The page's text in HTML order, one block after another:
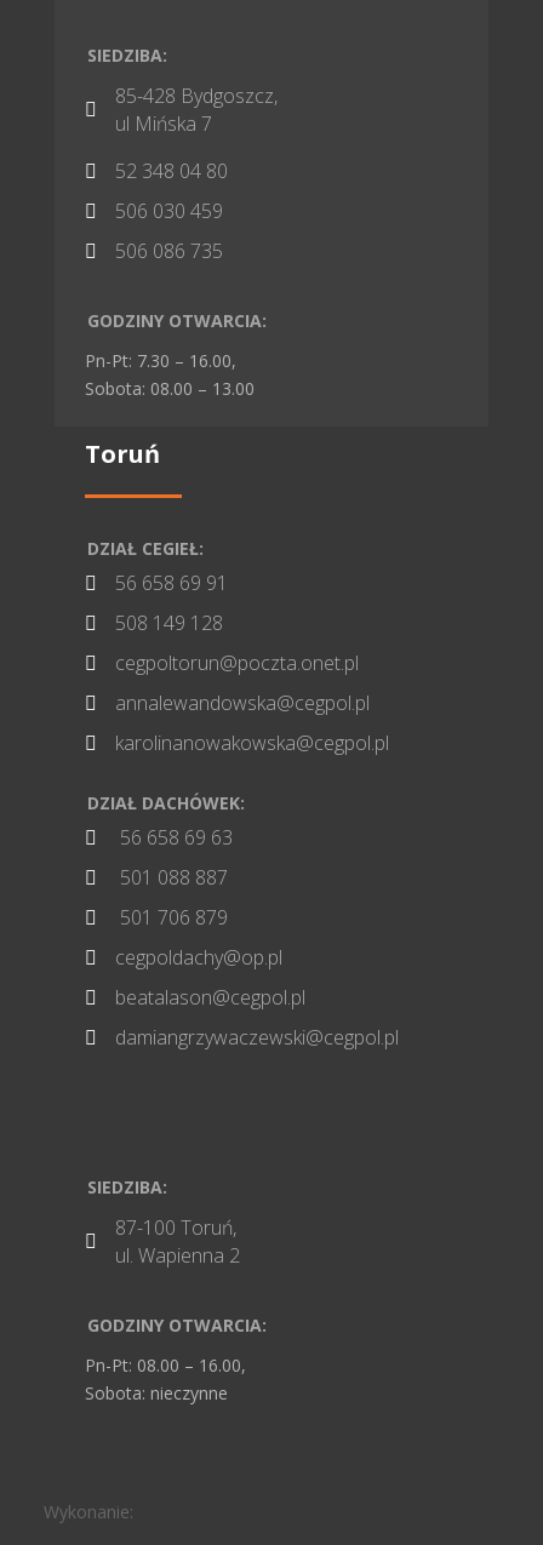
SIEDZIBA:

85-428 Bydgoszcz,
ul Mińska 7
 52 348 04 80
 506 030 459
 506 086 735
GODZINY OTWARCIA:
Pn-Pt: 7.30 – 16.00,
Sobota: 08.00 – 13.00
Toruń
DZIAŁ CEGIEŁ:
 56 658 69 91
 508 149 128
 cegpoltorun@poczta.onet.pl
 annalewandowska@cegpol.pl
 karolinanowakowska@cegpol.pl
DZIAŁ DACHÓWEK:
 56 658 69 63
 501 088 887
 501 706 879
 cegpoldachy@op.pl
 beatalason@cegpol.pl
 damiangrzywaczewski@cegpol.pl
SIEDZIBA:

87-100 Toruń,
ul. Wapienna 2
GODZINY OTWARCIA:
Pn-Pt: 08.00 – 16.00,
Sobota: nieczynne
Wykonanie: